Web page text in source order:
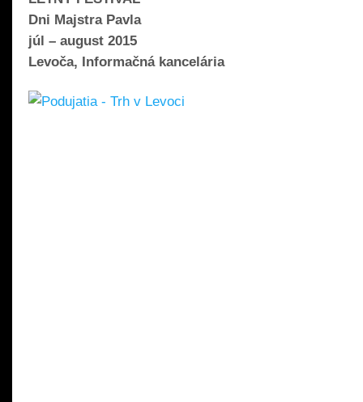
Dni Majstra Pavla
júl – august 2015
Levoča, Informačná kancelária